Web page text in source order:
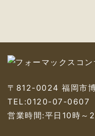
〒812-0024 福岡市
TEL:0120-07-0607
営業時間:平日10時～